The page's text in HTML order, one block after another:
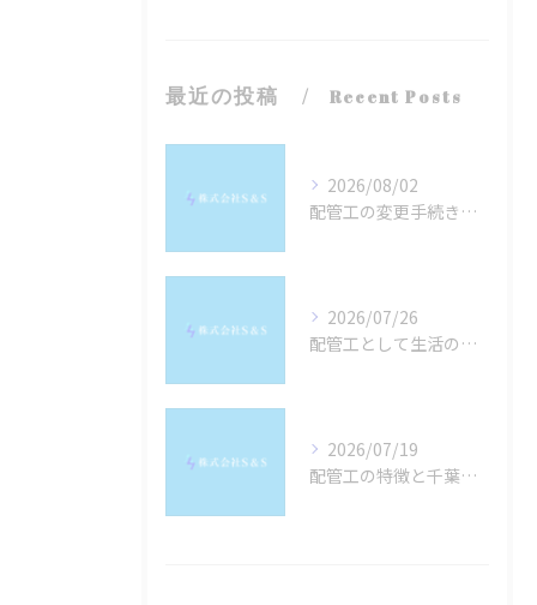
最近の投稿 Recent Posts
2026/08/02
配管工の変更手続きと業者選びのポイントを千葉県東金市事例で徹底解説
2026/07/26
配管工として生活の質を高める働き方と安定収入への実践ポイント
2026/07/19
配管工の特徴と千葉県銚子市で安定就業を叶えるための現場選びガイド